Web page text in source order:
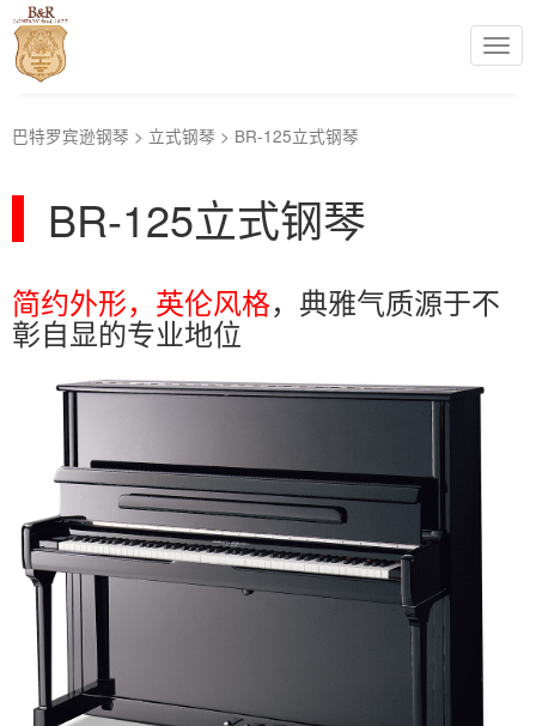
巴特罗宾逊钢琴 > 立式钢琴 > BR-125立式钢琴
BR-125立式钢琴
简约外形，英伦风格，典雅气质源于不
彰自显的专业地位